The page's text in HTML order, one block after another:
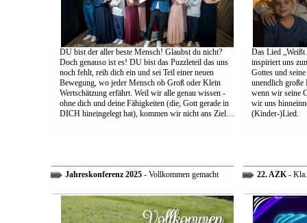
DU bist der aller beste Mensch! Glaubst du nicht?
Doch genauso ist es! DU bist das Puzzleteil das uns
noch fehlt, reih dich ein und sei Teil einer neuen
Bewegung, wo jeder Mensch ob Groß oder Klein
Wertschätzung erfährt. Weil wir alle genau wissen -
ohne dich und deine Fähigkeiten (die, Gott gerade in
DICH hineingelegt hat), kommen wir nicht ans Ziel…
Das Lied
inspiriert uns
Gottes und
unendlich große
wenn wir seine
wir uns
(Kinder-)Lied.
Jahreskonferenz 2025- Vollkommen gemacht 22. AZK-